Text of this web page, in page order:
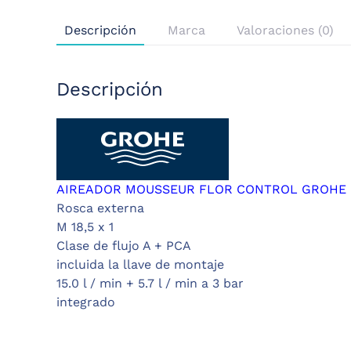
Descripción Marca Valoraciones (0)
Descripción
AIREADOR MOUSSEUR FLOR CONTROL
Rosca externa
M 18,5 x 1
Clase de flujo A + PCA
incluida la llave de montaje
15.0 l / min + 5.7 l / min a 3 bar
integrado